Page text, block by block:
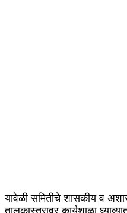
यावेळी समितीचे शासकीय व
तालुकास्तरावर कार्यशाळा